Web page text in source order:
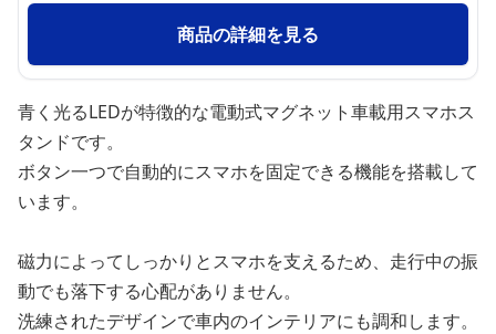
商品の詳細を見る
青く光るLEDが特徴的な電動式マグネット車載用スマホス
タンドです。
ボタン一つで自動的にスマホを固定できる機能を搭載して
います。
磁力によってしっかりとスマホを支えるため、走行中の振
動でも落下する心配がありません。
洗練されたデザインで車内のインテリアにも調和します。